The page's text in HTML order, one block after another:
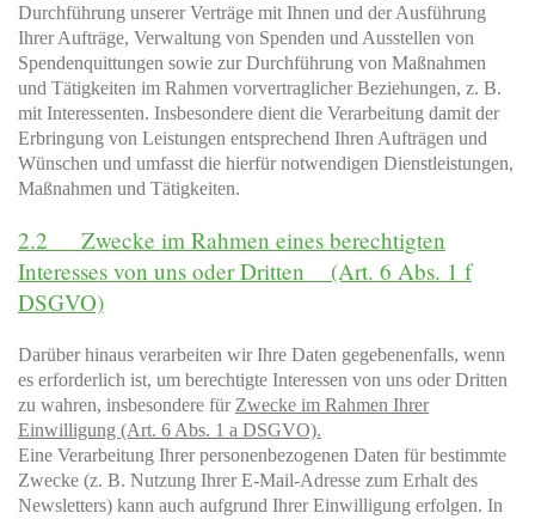
Durchführung unserer Verträge mit Ihnen und der Ausführung
Ihrer Aufträge, Verwaltung von Spenden und Ausstellen von
Spendenquittungen sowie zur Durchführung von Maßnahmen
und Tätigkeiten im Rahmen vorvertraglicher Beziehungen, z. B.
mit Interessenten. Insbesondere dient die Verarbeitung damit der
Erbringung von Leistungen entsprechend Ihren Aufträgen und
Wünschen und umfasst die hierfür notwendigen Dienstleistungen,
Maßnahmen und Tätigkeiten.
2.2 Zwecke im Rahmen eines berechtigten
Interesses von uns oder Dritten (Art. 6 Abs. 1 f
DSGVO)
Darüber hinaus verarbeiten wir Ihre Daten gegebenenfalls, wenn
es erforderlich ist, um berechtigte Interessen von uns oder Dritten
zu wahren, insbesondere für Zwecke im Rahmen Ihrer
Einwilligung (Art. 6 Abs. 1 a DSGVO).
Eine Verarbeitung Ihrer personenbezogenen Daten für bestimmte
Zwecke (z. B. Nutzung Ihrer E-Mail-Adresse zum Erhalt des
Newsletters) kann auch aufgrund Ihrer Einwilligung erfolgen. In